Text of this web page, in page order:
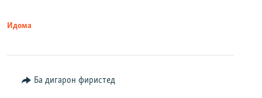
Идома
Ба дигарон фиристед